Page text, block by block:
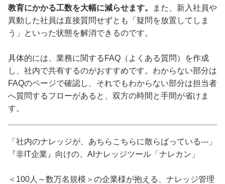
教育にかかる工数を大幅に減らせます。
また、新入社員や
異動した社員は直接質問せずとも「疑問を放置してしま
う」といった状態を解消できるのです。
具体的には、業務に関するFAQ（よくある質問）を作成
し、社内で共有するのがおすすめです。わからない部分は
FAQのページで確認し、それでもわからない部分は担当者
へ質問するフローがあると、双方の時間と手間が省けま
す。
「社内のナレッジが、あちらこちらに散らばっている---」
『非IT企業』向けの、AIナレッジツール「ナレカン」
＜100人～数万名規模＞の企業様が抱える、ナレッジ管理